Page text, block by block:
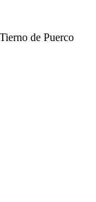
de Puerco